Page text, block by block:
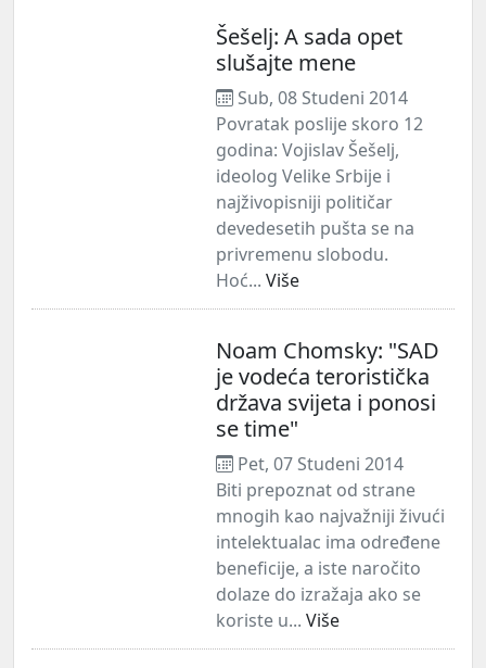
Šešelj: A sada opet
slušajte mene
Sub, 08 Studeni 2014
Povratak poslije skoro 12
godina: Vojislav Šešelj,
ideolog Velike Srbije i
najživopisniji političar
devedesetih pušta se na
privremenu slobodu.
Hoć... Više
Noam Chomsky: "SAD
je vodeća teroristička
država svijeta i ponosi
se time"
Pet, 07 Studeni 2014
Biti prepoznat od strane
mnogih kao najvažniji živući
intelektualac ima određene
beneficije, a iste naročito
dolaze do izražaja ako se
koriste u... Više